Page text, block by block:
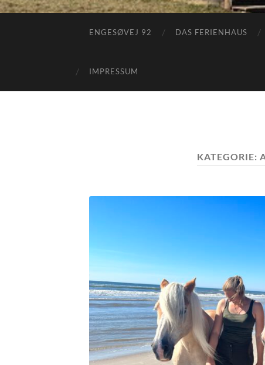
ENGESØVEJ 92 DAS FERIENHAUS
IMPRESSUM
KATEGORIE: